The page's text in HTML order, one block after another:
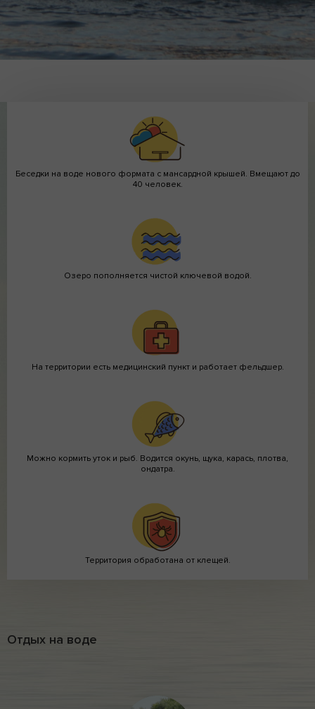
Перейти в галерею
Беседки на воде нового формата с мансардной крышей. Вмещают до
40 человек.
Озеро пополняется чистой ключевой водой.
На территории есть медицинский пункт и работает фельдшер.
Можно кормить уток и рыб. Водится окунь, щука, карась, плотва,
ондатра.
Территория обработана от клещей.
Отдых на воде